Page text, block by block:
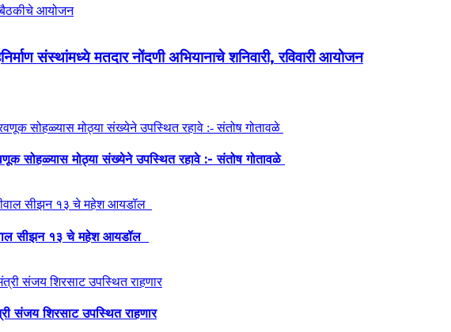
संस्थांमध्ये मतदार नोंदणी अभियानाचे शनिवारी, रविवारी आयोजन
सोहळ्यास मोठ्या संख्येने उपस्थित रहावे :- संतोष गोतावळे
सीझन १३ चे महेश आयडॉल
संजय शिरसाट उपस्थित राहणार